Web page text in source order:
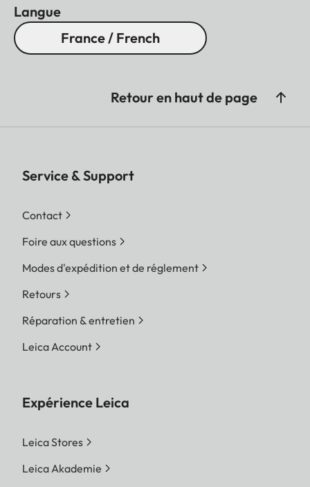
Langue
France / French
Retour en haut de page
Service & Support
Contact
Foire aux questions
Modes d'expédition et de réglement
Retours
Réparation & entretien
Leica Account
Expérience Leica
Leica Stores
Leica Akademie